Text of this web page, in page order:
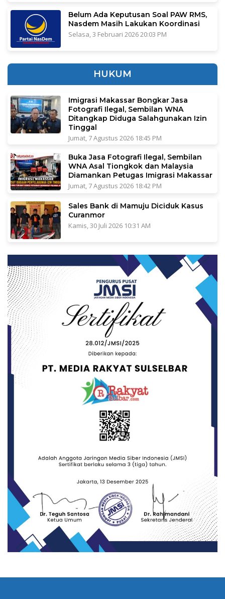
Belum Ada Keputusan Soal PAW RMS,
Nasdem Masih Lakukan Koordinasi
Selasa, 3 Februari 2026 20:03 PM
HUKUM
Imigrasi Makassar Bongkar Jasa
Fotografi Ilegal, Sembilan WNA
Ditangkap Diduga Salahgunakan Izin
Tinggal
Jumat, 7 Agustus 2026 18:45 PM
Buka Jasa Fotografi Ilegal, Sembilan
WNA Asal Tiongkok dan Malaysia
Diamankan Petugas Imigrasi Makassar
Jumat, 7 Agustus 2026 18:42 PM
Sales Bank di Mamuju Diciduk Kasus
Curanmor
Kamis, 30 Juli 2026 10:31 AM